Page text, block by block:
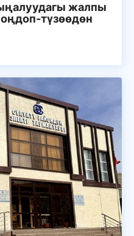
жалпы
түзөөдөн